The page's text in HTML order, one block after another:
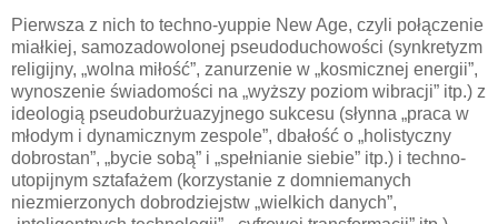
Pierwsza z nich to techno-yuppie New Age, czyli połączenie
miałkiej, samozadowolonej pseudoduchowości (synkretyzm
religijny, „wolna miłość”, zanurzenie w „kosmicznej energii”,
wynoszenie świadomości na „wyższy poziom wibracji” itp.) z
ideologią pseudoburżuazyjnego sukcesu (słynna „praca w
młodym i dynamicznym zespole”, dbałość o „holistyczny
dobrostan”, „bycie sobą” i „spełnianie siebie” itp.) i techno-
utopijnym sztafażem (korzystanie z domniemanych
niezmierzonych dobrodziejstw „wielkich danych”,